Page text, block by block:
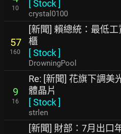
10
[Stock]
crystal0100
57
160
[新聞] 賴總統：最低
櫃
[Stock]
DrowningPool
9
16
Re: [新聞] 花旗下調美
體晶片
[Stock]
strlen
[新聞] 財部：7月出